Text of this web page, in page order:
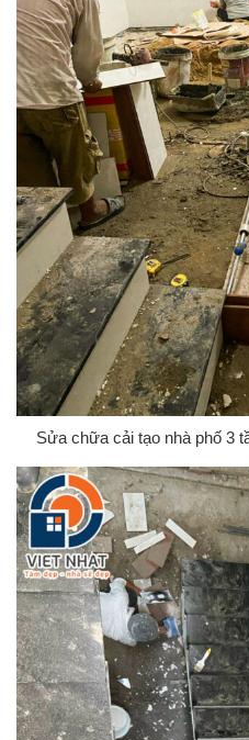
Sửa chữa cải tạo nhà phố 3